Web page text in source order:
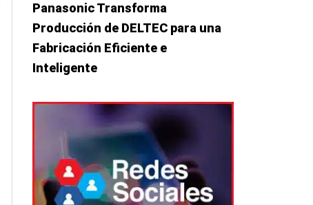
Panasonic Transforma
Producción de DELTEC para una
Fabricación Eficiente e
Inteligente